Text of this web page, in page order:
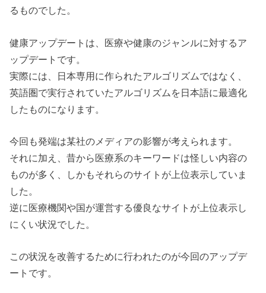
るものでした。
健康アップデートは、医療や健康のジャンルに対するア
ップデートです。
実際には、日本専用に作られたアルゴリズムではなく、
英語圏で実行されていたアルゴリズムを日本語に最適化
したものになります。
今回も発端は某社のメディアの影響が考えられます。
それに加え、昔から医療系のキーワードは怪しい内容の
ものが多く、しかもそれらのサイトが上位表示していま
した。
逆に医療機関や国が運営する優良なサイトが上位表示し
にくい状況でした。
この状況を改善するために行われたのが今回のアップデ
ートです。